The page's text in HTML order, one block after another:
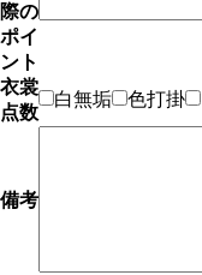
際の
ポイ
ント
衣裳
点数
白無垢 色打掛
備考